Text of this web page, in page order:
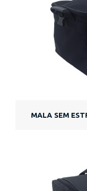
MALA SEM